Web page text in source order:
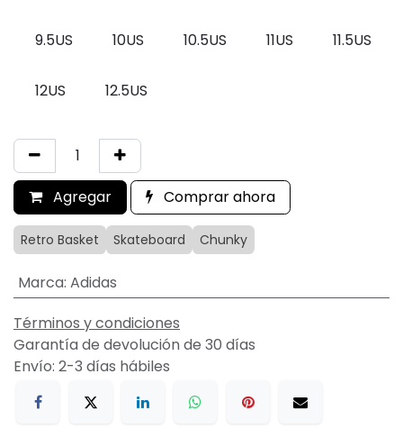
9.5US 10US 10.5US 11US 11.5US
12US 12.5US
Agregar Comprar ahora
Retro Basket Skateboard Chunky
Marca: Adidas
Términos y condiciones
Garantía de devolución de 30 días
Envío: 2-3 días hábiles